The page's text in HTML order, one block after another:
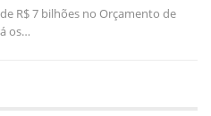
R$ 7 bilhões no Orçamento de
os…